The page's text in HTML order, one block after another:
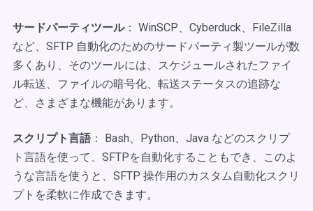
サードパーティツール： WinSCP、Cyberduck、FileZilla
など、SFTP 自動化のためのサードパーティ製ツールが数
多くあり、そのツールには、スケジュールされたファイ
ル転送、ファイルの暗号化、転送ステータスの追跡な
ど、さまざまな機能があります。
スクリプト言語： Bash、Python、Java などのスクリプ
ト言語を使って、SFTPを自動化することもでき、このよ
うな言語を使うと、SFTP 操作用のカスタム自動化スクリ
プトを柔軟に作成できます。